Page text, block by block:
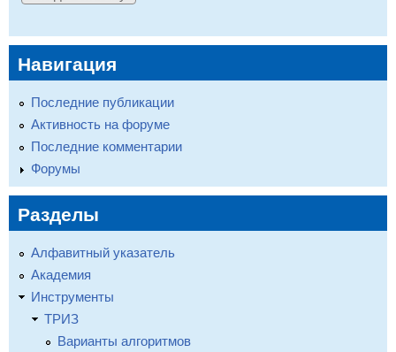
Навигация
Последние публикации
Активность на форуме
Последние комментарии
Форумы
Разделы
Алфавитный указатель
Академия
Инструменты
ТРИЗ
Варианты алгоритмов